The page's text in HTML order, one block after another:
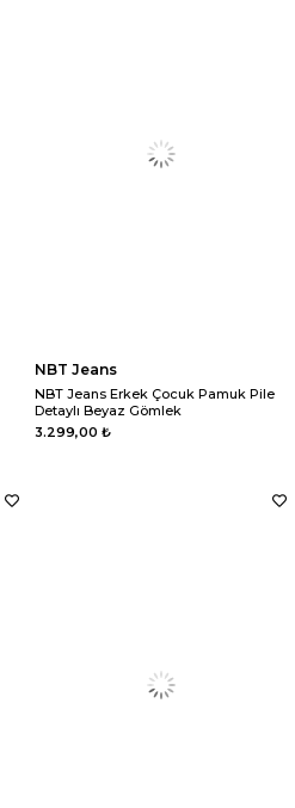
NBT Jeans
NBT Jeans Erkek Çocuk Pamuk Pile
Detaylı Beyaz Gömlek
3.299,00 ₺